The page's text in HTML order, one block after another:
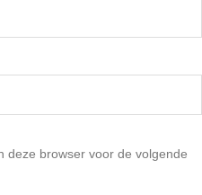
deze browser voor de volgende